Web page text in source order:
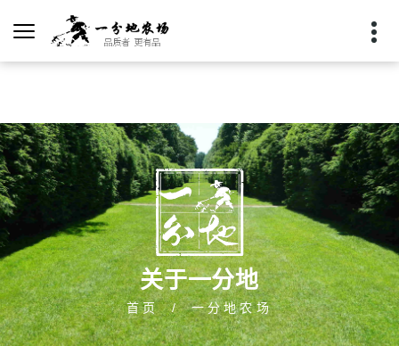
关于一分地
首页 一分地农场